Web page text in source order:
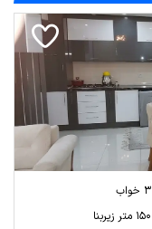
3 خواب
150 متر زیربنا